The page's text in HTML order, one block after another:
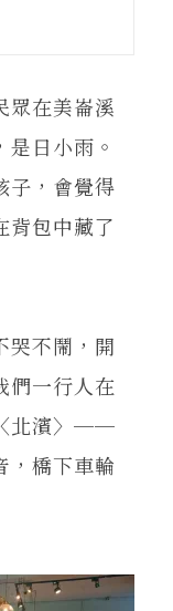
在美崙溪
日小雨。
子，會覺得
背包中藏了
不鬧，開
們一行人在
北濱〉──
，橋下車輪